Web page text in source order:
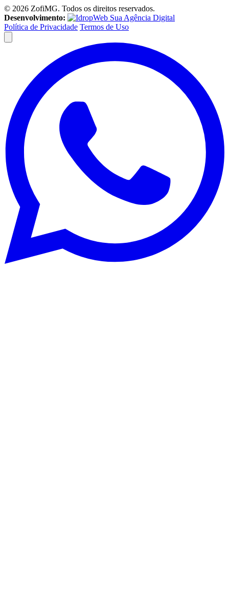
© 2026 ZofiMG. Todos os direitos reservados.
Desenvolvimento:
Sua Agência Digital
Política de Privacidade Termos de Uso